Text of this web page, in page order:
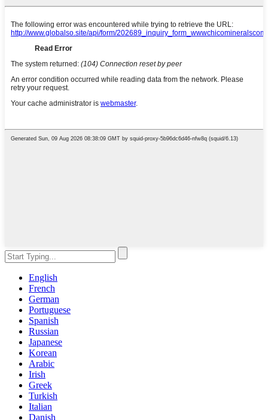
English
French
German
Portuguese
Spanish
Russian
Japanese
Korean
Arabic
Irish
Greek
Turkish
Italian
Danish